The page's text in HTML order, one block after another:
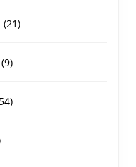
2121
99
54